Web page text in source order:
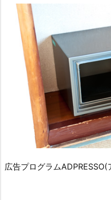
広告プログラムADPRESSO(